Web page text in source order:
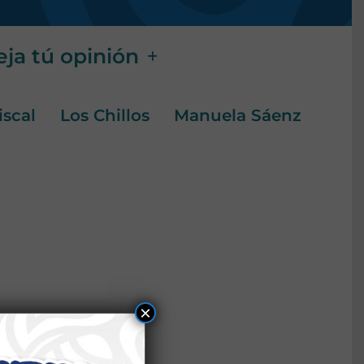
tú opinión
Los Chillos Manuela Sáenz
×